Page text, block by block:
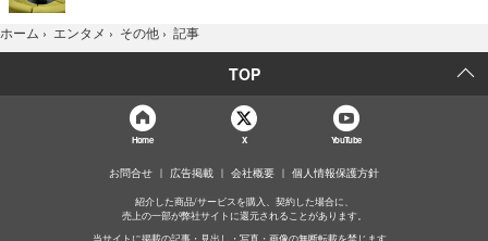
ホーム › エンタメ › その他 › 記事
TOP
Home X YouTube
お問合せ 広告掲載 会社概要 個人情報保護方針
紹介した商品/サービスを購入、契約した場合に、
売上の一部が弊社サイトに還元されることがあります。